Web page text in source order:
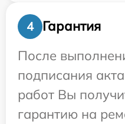
4
Гарантия
После
подписания
работ Вы
гарантию на